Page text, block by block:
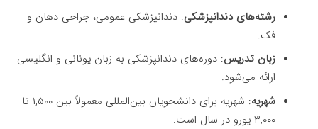
رشته‌های دندانپزشکی: دندانپزشکی عمومی، جراحی دهان و
فک.
زبان تدریس: دوره‌های دندانپزشکی به زبان یونانی و انگلیسی
ارائه می‌شود.
شهریه
: شهریه برای دانشجویان بین‌المللی معمولاً بین ۱,۵۰۰ تا
۳,۰۰۰ یورو در سال است.